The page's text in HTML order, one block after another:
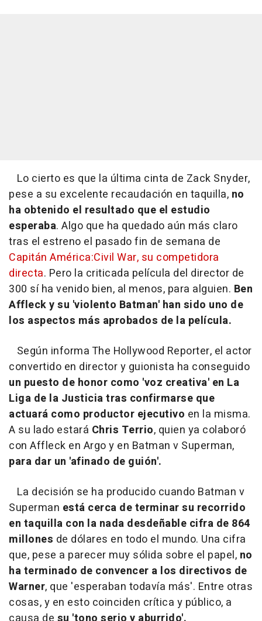
Lo cierto es que la última cinta de Zack Snyder,
pese a su excelente recaudación en taquilla, no
ha obtenido el resultado que el estudio
esperaba. Algo que ha quedado aún más claro
tras el estreno el pasado fin de semana de
Capitán América:Civil War, su competidora
directa. Pero la criticada película del director de
300 sí ha venido bien, al menos, para alguien. Ben
Affleck y su 'violento Batman' han sido uno de
los aspectos más aprobados de la película.
Según informa The Hollywood Reporter, el actor
convertido en director y guionista ha conseguido
un puesto de honor como 'voz creativa' en La
Liga de la Justicia tras confirmarse que
actuará como productor ejecutivo en la misma.
A su lado estará Chris Terrio, quien ya colaboró
con Affleck en Argo y en Batman v Superman,
para dar un 'afinado de guión'.
La decisión se ha producido cuando Batman v
Superman está cerca de terminar su recorrido
en taquilla con la nada desdeñable cifra de 864
millones de dólares en todo el mundo. Una cifra
que, pese a parecer muy sólida sobre el papel, no
ha terminado de convencer a los directivos de
Warner, que 'esperaban todavía más'. Entre otras
cosas, y en esto coinciden crítica y público, a